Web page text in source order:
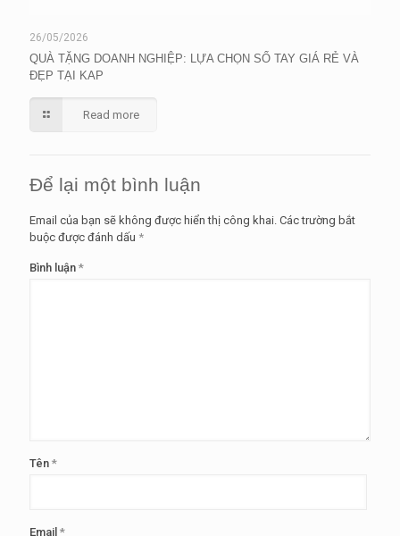
26/05/2026
QUÀ TẶNG DOANH NGHIỆP: LỰA CHỌN SỔ TAY GIÁ RẺ VÀ
ĐẸP TẠI KAP
Read more
Để lại một bình luận
Email của bạn sẽ không được hiển thị công khai. Các trường bắt
buộc được đánh dấu *
Bình luận *
Tên *
Email *